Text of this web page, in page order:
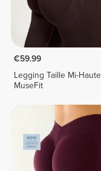
€59.99
Legging Taille Mi-Haute
MuseFit